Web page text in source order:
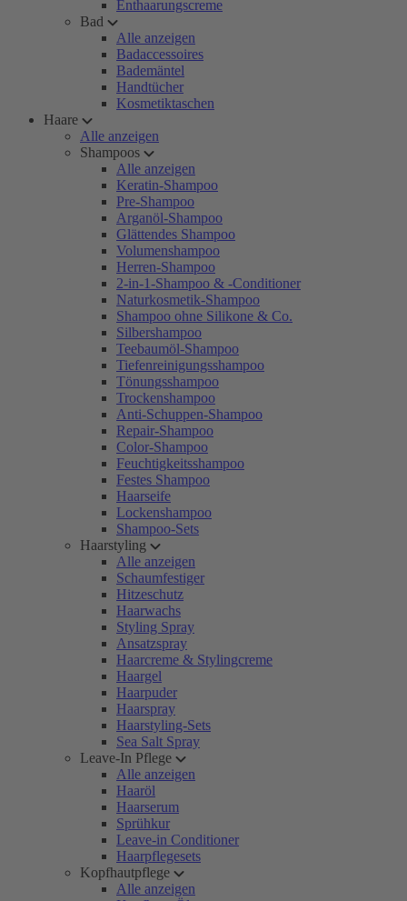
Enthaarungscreme
Bad
Alle anzeigen
Badaccessoires
Bademäntel
Handtücher
Kosmetiktaschen
Haare
Alle anzeigen
Shampoos
Alle anzeigen
Keratin-Shampoo
Pre-Shampoo
Arganöl-Shampoo
Glättendes Shampoo
Volumenshampoo
Herren-Shampoo
2-in-1-Shampoo & -Conditioner
Naturkosmetik-Shampoo
Shampoo ohne Silikone & Co.
Silbershampoo
Teebaumöl-Shampoo
Tiefenreinigungsshampoo
Tönungsshampoo
Trockenshampoo
Anti-Schuppen-Shampoo
Repair-Shampoo
Color-Shampoo
Feuchtigkeitsshampoo
Festes Shampoo
Haarseife
Lockenshampoo
Shampoo-Sets
Haarstyling
Alle anzeigen
Schaumfestiger
Hitzeschutz
Haarwachs
Styling Spray
Ansatzspray
Haarcreme & Stylingcreme
Haargel
Haarpuder
Haarspray
Haarstyling-Sets
Sea Salt Spray
Leave-In Pflege
Alle anzeigen
Haaröl
Haarserum
Sprühkur
Leave-in Conditioner
Haarpflegesets
Kopfhautpflege
Alle anzeigen